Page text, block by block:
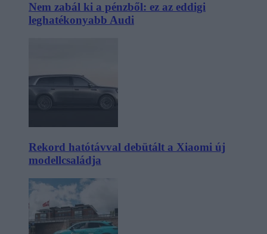
Nem zabál ki a pénzből: ez az eddigi
leghatékonyabb Audi
Rekord hatótávval debütált a Xiaomi új
modellcsaládja